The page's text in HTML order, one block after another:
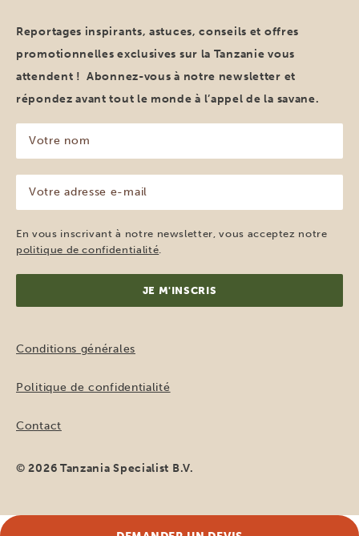
Reportages inspirants, astuces, conseils et offres
promotionnelles exclusives sur la Tanzanie vous
attendent ! Abonnez-vous à notre newsletter et
répondez avant tout le monde à l’appel de la savane.
nom
(Nécessaire)
adresse
e-
mail
(Nécessaire)
En vous inscrivant à notre newsletter, vous acceptez notre
politique de confidentialité
Conditions générales
Politique de confidentialité
Contact
© 2026 Tanzania Specialist B.V.